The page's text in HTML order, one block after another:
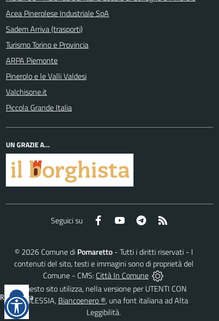
Acea Pinerolese Industriale SpA
Sadem Arriva (trasporti)
Turismo Torino e Provincia
ARPA Piemonte
Pinerolo e le Valli Valdesi
Valchisone.it
Piccola Grande Italia
UN GRAZIE A...
Seguici su Facebook YouTube Telegram
© 2026Comune di Pomaretto- Tutti i diritti riservati - I
contenuti del sito, testi e immagini sono di proprietà del
Comune - CMS: Città In Comune
Questo sito utilizza, nella versione per UTENTI CON
DISLESSIA, Biancoenero ®, una font italiana ad Alta
Leggibilità.
Reimposta
tutto